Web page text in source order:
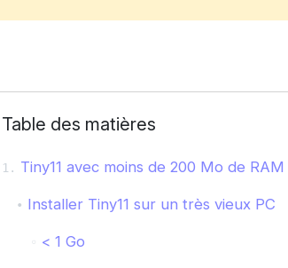
Table des matières
Tiny11 avec moins de 200 Mo de
Installer Tiny11 sur un très vieux PC
< 1 Go